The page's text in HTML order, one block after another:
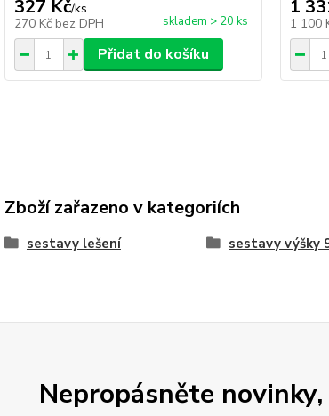
327 Kč/ks
270 Kč bez DPH skladem > 20 ks
Přidat do košíku
1
1 100
Zboží zařazeno v kategoriích
sestavy lešení sestavy výšky
Nepropásněte